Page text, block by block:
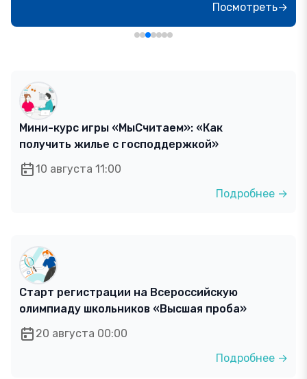
Посмотреть→
Мини-курс игры «МыСчитаем»: «Как
получить жилье с господдержкой»
10 августа 11:00
Подробнее →
Старт регистрации на Всероссийскую
олимпиаду школьников «Высшая проба»
20 августа 00:00
Подробнее →